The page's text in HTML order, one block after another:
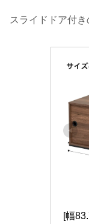
スライドドア付き
[幅